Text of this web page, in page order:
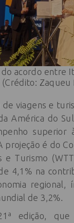
acordo entre
Zaqueu
de viagens e
América do
superior
projeção é do
e Turismo
4,1% na
regional,
de 3,2%.
edição,